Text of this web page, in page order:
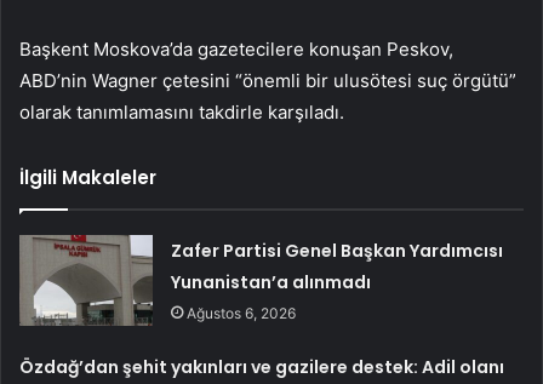
Başkent Moskova’da gazetecilere konuşan Peskov,
ABD’nin Wagner çetesini “önemli bir ulusötesi suç örgütü”
olarak tanımlamasını takdirle karşıladı.
İlgili Makaleler
Zafer Partisi Genel Başkan Yardımcısı
Yunanistan’a alınmadı
Ağustos 6, 2026
Özdağ’dan şehit yakınları ve gazilere destek: Adil olanı